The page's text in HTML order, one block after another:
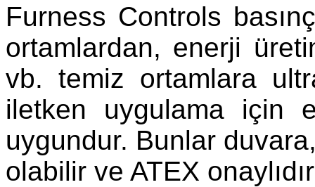
Furness Controls
ortamlardan, enerji
vb. temiz ortamlara
iletken uygulama için
uygundur. Bunlar
olabilir ve ATEX